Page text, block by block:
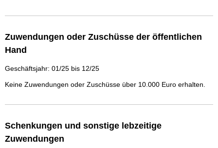
Zuwendungen oder Zuschüsse der öffentlichen
Hand
Geschäftsjahr: 01/25 bis 12/25
Keine Zuwendungen oder Zuschüsse über 10.000 Euro erhalten.
Schenkungen und sonstige lebzeitige
Zuwendungen